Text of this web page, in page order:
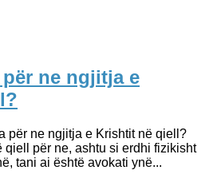
ne ngjitja e
për ne ngjitja e Krishtit në qiell?
qiell për ne, ashtu si erdhi fizikisht
tani ai është avokati ynë...